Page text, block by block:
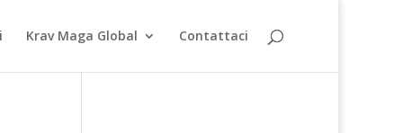
Krav Maga Global Contattaci